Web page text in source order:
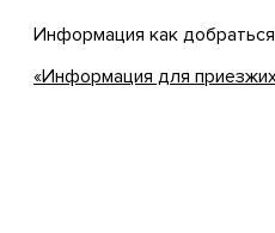
Информация как
«Информация для